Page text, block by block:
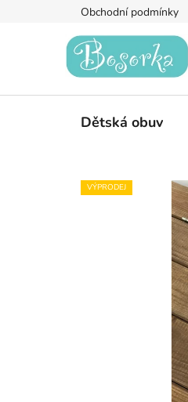
Obchodní podmínky
Dětská obuv
VÝPRODEJ